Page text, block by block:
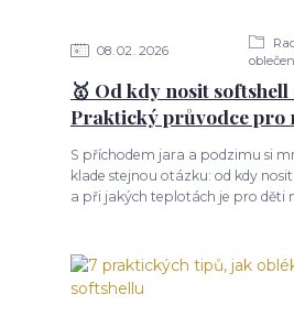
08 02 2026
🥇 Od kdy nosit softshell
Praktický průvodce pro
S příchodem jara a podzimu si
klade stejnou otázku: od kdy
a při jakých teplotách je pro děti